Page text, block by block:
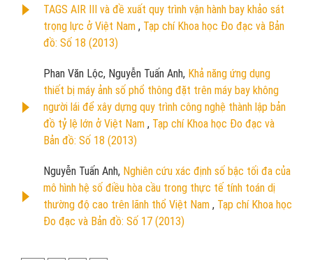
TAGS AIR III và đề xuất quy trình vận hành bay khảo sát
trọng lực ở Việt Nam , Tạp chí Khoa học Đo đạc và Bản
đồ: Số 18 (2013)
Phan Văn Lộc, Nguyễn Tuấn Anh, Khả năng ứng dụng
thiết bị máy ảnh số phổ thông đặt trên máy bay không
người lái để xây dựng quy trình công nghệ thành lập bản
đồ tỷ lệ lớn ở Việt Nam , Tạp chí Khoa học Đo đạc và
Bản đồ: Số 18 (2013)
Nguyễn Tuấn Anh, Nghiên cứu xác định số bậc tối đa của
mô hình hệ số điều hòa cầu trong thực tế tính toán dị
thường độ cao trên lãnh thổ Việt Nam , Tạp chí Khoa học
Đo đạc và Bản đồ: Số 17 (2013)